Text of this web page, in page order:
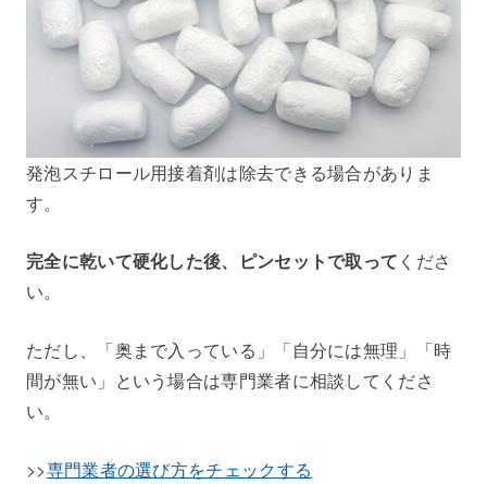
発泡スチロール用接着剤は除去できる場合がありま
す。
完全に乾いて硬化した後、ピンセットで取って くださ
い。
ただし、「奥まで入っている」「自分には無理」「時
間が無い」という場合は専門業者に相談してくださ
い。
>>専門業者の選び方をチェックする